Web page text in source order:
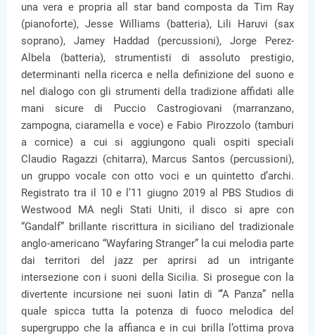
una vera e propria all star band composta da Tim Ray
(pianoforte), Jesse Williams (batteria), Lili Haruvi (sax
soprano), Jamey Haddad (percussioni), Jorge Perez-
Albela (batteria), strumentisti di assoluto prestigio,
determinanti nella ricerca e nella definizione del suono e
nel dialogo con gli strumenti della tradizione affidati alle
mani sicure di Puccio Castrogiovani (marranzano,
zampogna, ciaramella e voce) e Fabio Pirozzolo (tamburi
a cornice) a cui si aggiungono quali ospiti speciali
Claudio Ragazzi (chitarra), Marcus Santos (percussioni),
un gruppo vocale con otto voci e un quintetto d’archi.
Registrato tra il 10 e l’11 giugno 2019 al PBS Studios di
Westwood MA negli Stati Uniti, il disco si apre con
“Gandalf” brillante riscrittura in siciliano del tradizionale
anglo-americano “Wayfaring Stranger” la cui melodia parte
dai territori del jazz per aprirsi ad un intrigante
intersezione con i suoni della Sicilia. Si prosegue con la
divertente incursione nei suoni latin di “’A Panza” nella
quale spicca tutta la potenza di fuoco melodica del
supergruppo che la affianca e in cui brilla l’ottima prova